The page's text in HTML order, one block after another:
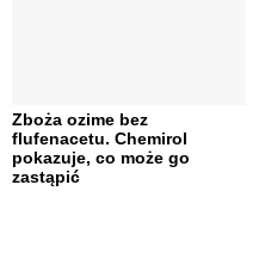
Zboża ozime bez
flufenacetu. Chemirol
pokazuje, co może go
zastąpić